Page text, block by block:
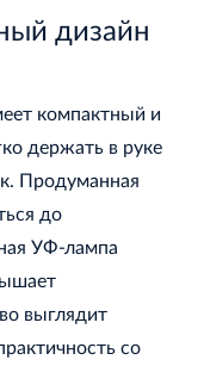
дизайн
компактный и
держать в руке
Продуманная
до
УФ-лампа
выглядит
со